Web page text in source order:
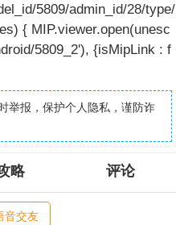
5809/admin_id/28/type/
{ MIP.viewer.open(unesc
5809_2'), {isMipLink : f
举报，保护个人隐私，谨防诈
略 评论
音交友